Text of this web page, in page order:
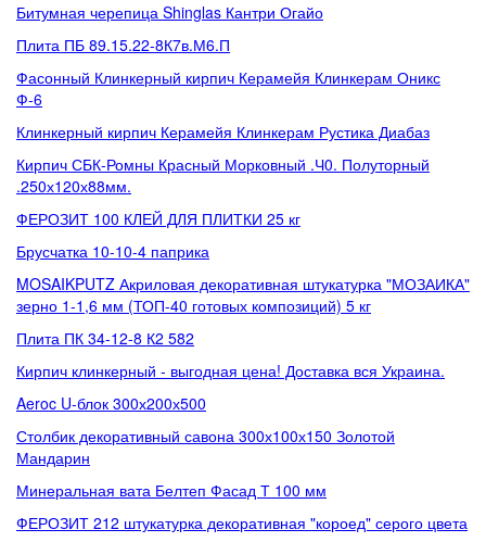
Битумная черепица Shinglas Кантри Огайо
Плита ПБ 89.15.22-8К7в.М6.П
Фасонный Клинкерный кирпич Керамейя Клинкерам Оникс
Ф-6
Клинкерный кирпич Керамейя Клинкерам Рустика Диабаз
Кирпич СБК-Ромны Красный Морковный .Ч0. Полуторный
.250х120х88мм.
ФЕРОЗИТ 100 КЛЕЙ ДЛЯ ПЛИТКИ 25 кг
Брусчатка 10-10-4 паприка
MOSAIKPUTZ Акриловая декоративная штукатурка "МОЗАИКА"
зерно 1-1,6 мм (ТОП-40 готовых композиций) 5 кг
Плита ПК 34-12-8 К2 582
Кирпич клинкерный - выгодная цена! Доставка вся Украина.
Aeroc U-блок 300х200х500
Столбик декоративный савона 300х100х150 Золотой
Мандарин
Минеральная вата Белтеп Фасад Т 100 мм
ФЕРОЗИТ 212 штукатурка декоративная "короед" серого цвета